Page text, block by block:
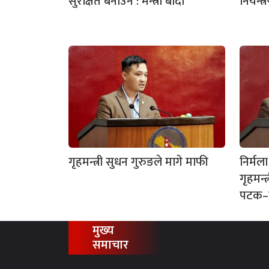
गृहमन्त्री सुधन गुरुङले मागे माफी
मुख्य
समाचार